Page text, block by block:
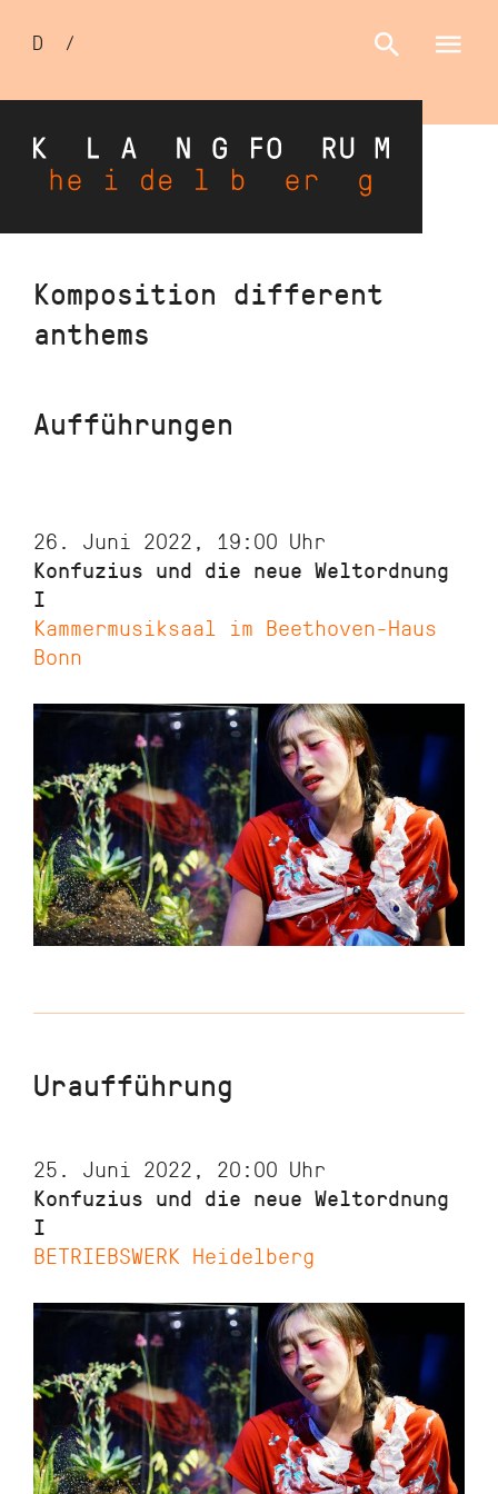
Direkt
Inhalt
Sprachumschalter
D /
Komposition different
anthems
Aufführungen
26. Juni 2022, 19:00 Uhr
Konfuzius und die neue Weltordnung
I
Kammermusiksaal im Beethoven-Haus
Bonn
Uraufführung
25. Juni 2022, 20:00 Uhr
Konfuzius und die neue Weltordnung
I
BETRIEBSWERK Heidelberg